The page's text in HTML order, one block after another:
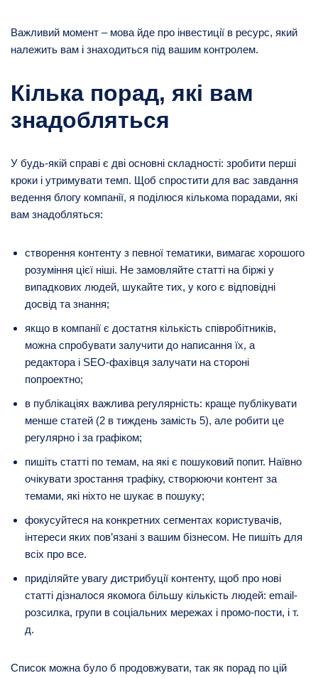
Важливий момент – мова йде про інвестиції в ресурс, який
належить вам і знаходиться під вашим контролем.
Кілька порад, які вам
знадобляться
У будь-якій справі є дві основні складності: зробити перші
кроки і утримувати темп. Щоб спростити для вас завдання
ведення блогу компанії, я поділюся кількома порадами, які
вам знадобляться:
створення контенту з певної тематики, вимагає хорошого
розуміння цієї ніші. Не замовляйте статті на біржі у
випадкових людей, шукайте тих, у кого є відповідні
досвід та знання;
якщо в компанії є достатня кількість співробітників,
можна спробувати залучити до написання їх, а
редактора і SEO-фахівця залучати на стороні
попроектно;
в публікаціях важлива регулярність: краще публікувати
менше статей (2 в тиждень замість 5), але робити це
регулярно і за графіком;
пишіть статті по темам, на які є пошуковий попит. Наївно
очікувати зростання трафіку, створюючи контент за
темами, які ніхто не шукає в пошуку;
фокусуйтеся на конкретних сегментах користувачів,
інтереси яких пов’язані з вашим бізнесом. Не пишіть для
всіх про все.
приділяйте увагу дистрибуції контенту, щоб про нові
статті дізналося якомога більшу кількість людей: email-
розсилка, групи в соціальних мережах і промо-пости, і т.
д.
Список можна було б продовжувати, так як порад по цій